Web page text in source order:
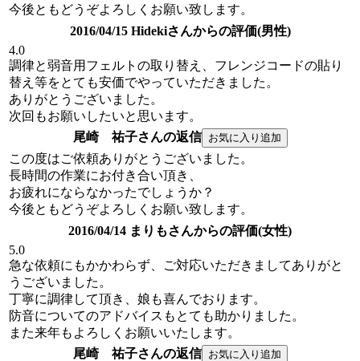
今後ともどうぞよろしくお願い致します。
2016/04/15 Hidekiさんからの評価(男性)
4.0
調律と弱音用フェルトの取り替え、フレンジコードの貼り
替え等をとても安価でやっていただきました。
ありがとうございました。
次回もお願いしたいと思います。
尾崎 祐子さんの返信
この度はご依頼ありがとうございました。
長時間の作業にお付き合い頂き、
お疲れにならなかったでしょうか？
今後ともどうぞよろしくお願い致します。
2016/04/14 まりもさんからの評価(女性)
5.0
急な依頼にもかかわらず、ご対応いただきましてありがと
うございました。
丁寧に調律して頂き、娘も喜んでおります。
防音についてのアドバイスもとても助かりました。
また来年もよろしくお願いいたします。
尾崎 祐子さんの返信